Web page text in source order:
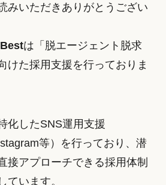
みいただきありがとうござい
は「脱エージェント脱求
けた採用支援を行っておりま
化したSNS運用支援
等）を行っており、潜
接アプローチできる採用体制
ています。